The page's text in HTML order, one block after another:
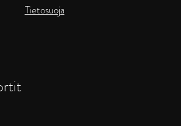
Tietosuoja